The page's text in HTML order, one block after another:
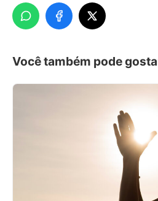
Você também pode